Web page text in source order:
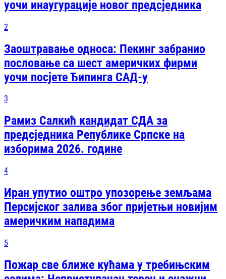
уочи инаугурације новог предсједника
2
Заоштравање односа: Пекинг забранио
пословање са шест америчких фирми
уочи посјете Ђипинга САД-у
3
Рамиз Салкић кандидат СДА за
предсједника Републике Српске на
изборима 2026. године
4
Иран упутио оштро упозорење земљама
Персијског залива због пријетњи новијим
америчким нападима
5
Пожар све ближе кућама у требињским